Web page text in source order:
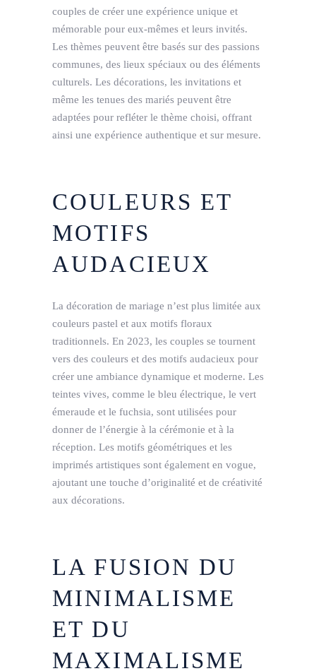
couples de créer une expérience unique et
mémorable pour eux-mêmes et leurs invités.
Les thèmes peuvent être basés sur des passions
communes, des lieux spéciaux ou des éléments
culturels. Les décorations, les invitations et
même les tenues des mariés peuvent être
adaptées pour refléter le thème choisi, offrant
ainsi une expérience authentique et sur mesure.
COULEURS ET
MOTIFS
AUDACIEUX
La décoration de mariage n’est plus limitée aux
couleurs pastel et aux motifs floraux
traditionnels. En 2023, les couples se tournent
vers des couleurs et des motifs audacieux pour
créer une ambiance dynamique et moderne. Les
teintes vives, comme le bleu électrique, le vert
émeraude et le fuchsia, sont utilisées pour
donner de l’énergie à la cérémonie et à la
réception. Les motifs géométriques et les
imprimés artistiques sont également en vogue,
ajoutant une touche d’originalité et de créativité
aux décorations.
LA FUSION DU
MINIMALISME
ET DU
MAXIMALISME